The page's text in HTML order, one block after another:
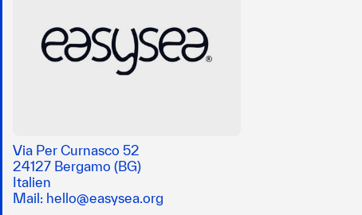
Via Per Curnasco 52
24127 Bergamo (BG)
Italien
Mail: hello@easysea.org